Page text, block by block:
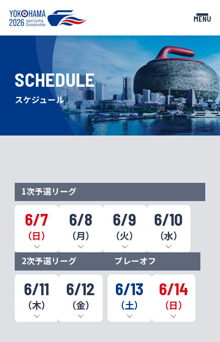
MENU
TOP
トップページ
NEWS
お知らせ
SCHEDULE
スケジュール
チケット
大会要項
大会役員・委員
過去大会
お問い合わせ
プライバシーポリシー
SCHEDULE
スケジュール
1次予選リーグ
6/7
（日）
6/8
（月）
6/9
（火）
6/10
（水）
2次予選リーグ
6/11
（木）
6/12
（金）
プレーオフ
6/13
（土）
6/14
（日）